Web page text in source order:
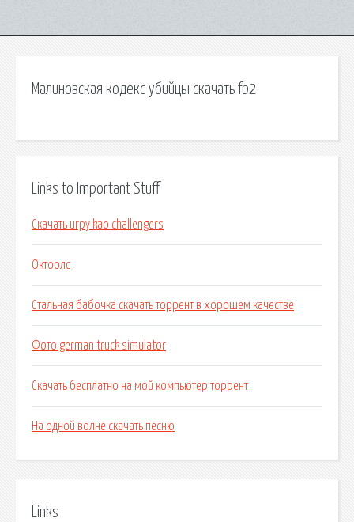
Малиновская кодекс убийцы скачать fb2
Links to Important Stuff
Скачать игру kao challengers
Октоолс
Стальная бабочка скачать торрент в хорошем качестве
Фото german truck simulator
Скачать бесплатно на мой компьютер торрент
На одной волне скачать песню
Links